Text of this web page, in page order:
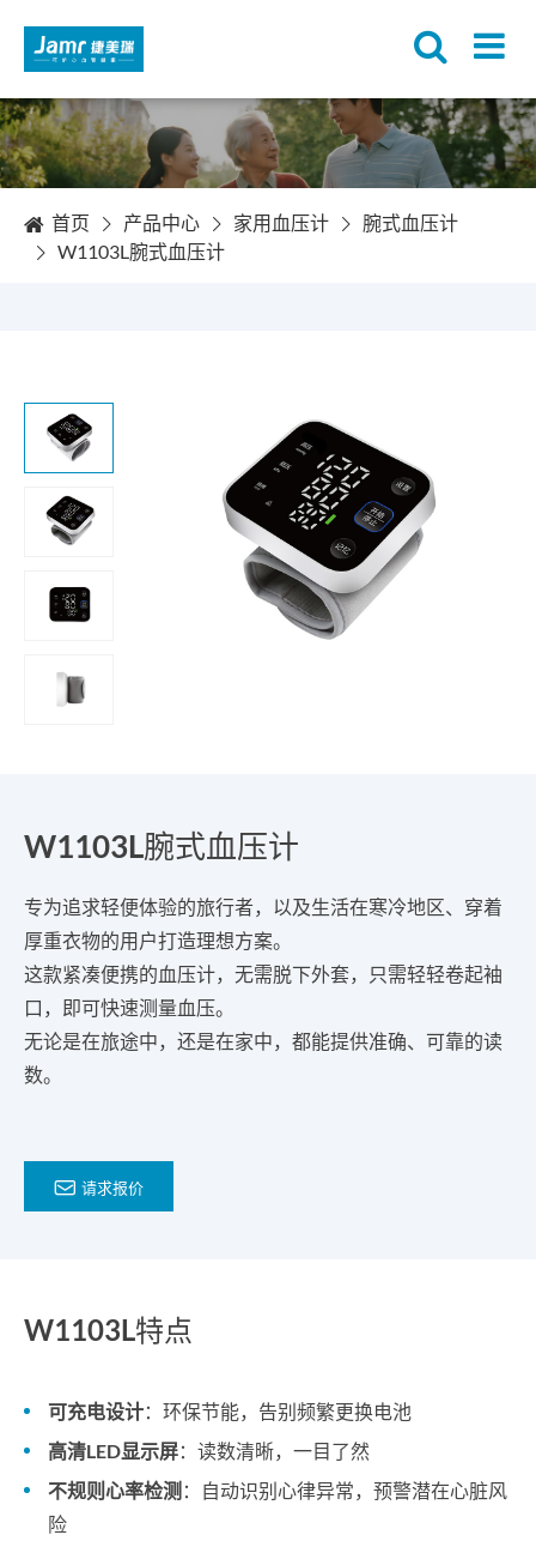
首页 产品中心 家用血压计
腕式血压计
W1103L腕式血压计
W1103L腕式血压计
专为追求轻便体验的旅行者，以及生活在寒冷地区、穿着
厚重衣物的用户打造理想方案。
这款紧凑便携的血压计，无需脱下外套，只需轻轻卷起袖
口，即可快速测量血压。
无论是在旅途中，还是在家中，都能提供准确、可靠的读
数。
 请求报价
W1103L特点
可充电设计：环保节能，告别频繁更换电池
高清LED显示屏：读数清晰，一目了然
不规则心率检测 ：自动识别心律异常，预警潜在心脏风
险